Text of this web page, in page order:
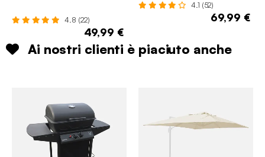
4.8 (22)
49,99 €
4.1 (52)
69,99 €
Ai nostri clienti è piaciuto anche